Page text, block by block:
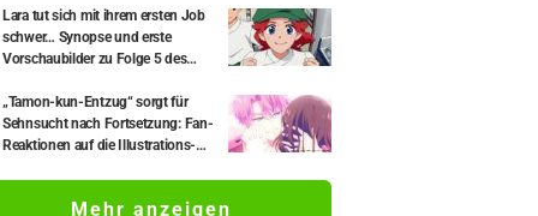
Lara tut sich mit ihrem ersten Job
schwer… Synopse und erste
Vorschaubilder zu Folge 5 des
veröffentlicht
„Tamon-kun-Entzug“ sorgt für
Sehnsucht nach Fortsetzung: Fan-
Reaktionen auf die Illustrations-
Manga-Bände“, „Danke für die
Mehr anzeigen